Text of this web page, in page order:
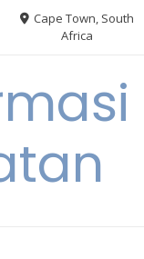
Cape Town, South
Africa